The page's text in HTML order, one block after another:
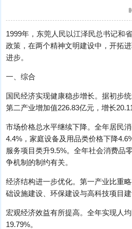
1999年，东莞人民以江泽民总书记和
政策，在两个精神文明建设中，开拓
进步。
一、综合
国民经济实现健康稳步增长。据初步
第二产业增加值226.83亿元，增长
市场价格总水平继续下降。全年居民
4.4%，家庭设备及用品类价格下降
服务项目类升9.5%。全年社会消费品
争机制的制约有关。
经济结构进一步优化。第一产业比重
础设施建设、环保建设与高科技项目
宏观经济效益有所提高。全年实现人
19.79%。